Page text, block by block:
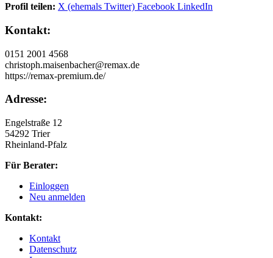
Profil teilen: X (ehemals Twitter) Facebook LinkedIn
Kontakt:
0151 2001 4568
christoph.maisenbacher@remax.de
https://remax-premium.de/
Adresse:
Engelstraße 12
54292 Trier
Rheinland-Pfalz
Für Berater:
Einloggen
Neu anmelden
Kontakt:
Kontakt
Datenschutz